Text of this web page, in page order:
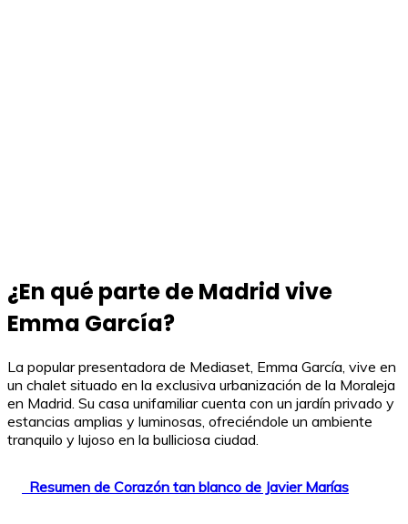
¿En qué parte de Madrid vive
Emma García?
La popular presentadora de Mediaset, Emma García, vive en
un chalet situado en la exclusiva urbanización de la Moraleja
en Madrid. Su casa unifamiliar cuenta con un jardín privado y
estancias amplias y luminosas, ofreciéndole un ambiente
tranquilo y lujoso en la bulliciosa ciudad.
Resumen de Corazón tan blanco de Javier Marías